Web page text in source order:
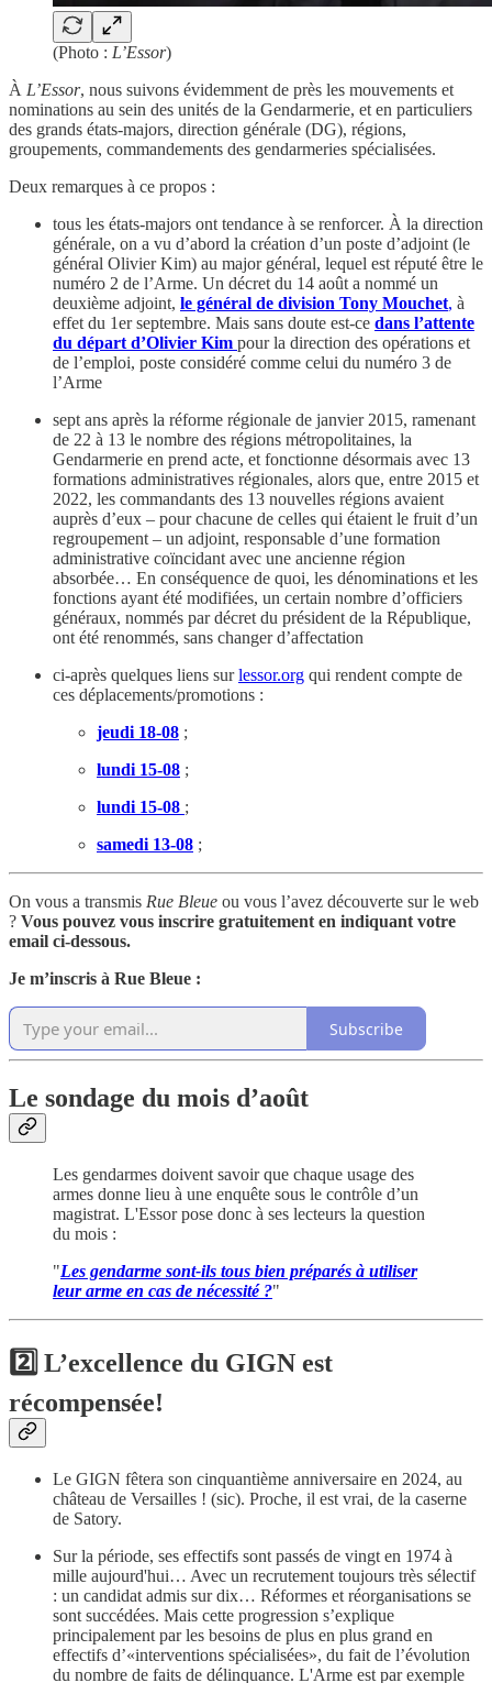
(Photo : L’Essor)
À L’Essor, nous suivons évidemment de près les mouvements et
nominations au sein des unités de la Gendarmerie, et en particuliers
des grands états-majors, direction générale (DG), régions,
groupements, commandements des gendarmeries spécialisées.
Deux remarques à ce propos :
tous les états-majors ont tendance à se renforcer. À la direction
générale, on a vu d’abord la création d’un poste d’adjoint (le
général Olivier Kim) au major général, lequel est réputé être le
numéro 2 de l’Arme. Un décret du 14 août a nommé un
deuxième adjoint, le général de division Tony Mouchet, à
effet du 1er septembre. Mais sans doute est-ce dans l’attente
du départ d’Olivier Kim pour la direction des opérations et
de l’emploi, poste considéré comme celui du numéro 3 de
l’Arme
sept ans après la réforme régionale de janvier 2015, ramenant
de 22 à 13 le nombre des régions métropolitaines, la
Gendarmerie en prend acte, et fonctionne désormais avec 13
formations administratives régionales, alors que, entre 2015 et
2022, les commandants des 13 nouvelles régions avaient
auprès d’eux – pour chacune de celles qui étaient le fruit d’un
regroupement – un adjoint, responsable d’une formation
administrative coïncidant avec une ancienne région
absorbée… En conséquence de quoi, les dénominations et les
fonctions ayant été modifiées, un certain nombre d’officiers
généraux, nommés par décret du président de la République,
ont été renommés, sans changer d’affectation
ci-après quelques liens surlessor.org qui rendent compte de
ces déplacements/promotions :
jeudi 18-08 ;
lundi 15-08 ;
lundi 15-08 ;
samedi 13-08 ;
On vous a transmis Rue Bleue ou vous l’avez découverte sur le web
? Vous pouvez vous inscrire gratuitement en indiquant votre
email ci-dessous.
Je m’inscris à Rue Bleue :
Subscribe
Le sondage du mois d’août
Les gendarmes doivent savoir que chaque usage des
armes donne lieu à une enquête sous le contrôle d’un
magistrat. L'Essor pose donc à ses lecteurs la question
du mois :
"Les gendarme sont-ils tous bien préparés à utiliser
leur arme en cas de nécessité ?"
2️⃣ L’excellence du GIGN est
récompensée!
Le GIGN fêtera son cinquantième anniversaire en 2024, au
château de Versailles ! (sic). Proche, il est vrai, de la caserne
de Satory.
Sur la période, ses effectifs sont passés de vingt en 1974 à
mille aujourd'hui… Avec un recrutement toujours très sélectif
: un candidat admis sur dix… Réformes et réorganisations se
sont succédées. Mais cette progression s’explique
principalement par les besoins de plus en plus grand en
effectifs d’«interventions spécialisées», du fait de l’évolution
du nombre de faits de délinquance. L'Arme est par exemple